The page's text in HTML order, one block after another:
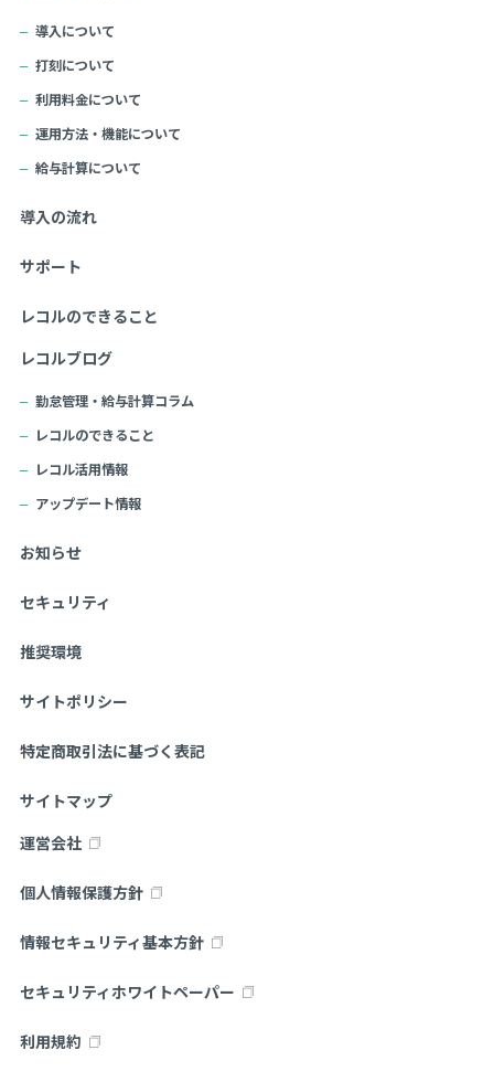
導入について
打刻について
利用料金について
運用方法・機能について
給与計算について
導入の流れ
サポート
レコルのできること
レコルブログ
勤怠管理・給与計算コラム
レコルのできること
レコル活用情報
アップデート情報
お知らせ
セキュリティ
推奨環境
サイトポリシー
特定商取引法に基づく表記
サイトマップ
運営会社
個人情報保護方針
情報セキュリティ基本方針
セキュリティホワイトペーパー
利用規約